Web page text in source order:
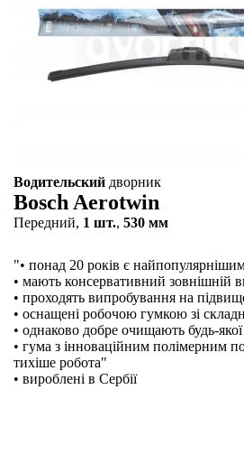
Водительский дворник
Bosch Aerotwin
Передний, 1 шт., 530 мм
"• понад 20 років є
• мають консервативний зовнішній
• проходять випробування на
• оснащені робочою гумкою зі
• однаково добре очищають будь-
• гума з інноваційним полімерним
тихіше робота"
• вироблені в Сербії